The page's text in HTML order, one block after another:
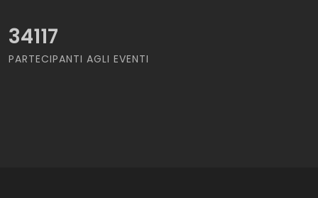
34117
PARTECIPANTI AGLI EVENTI